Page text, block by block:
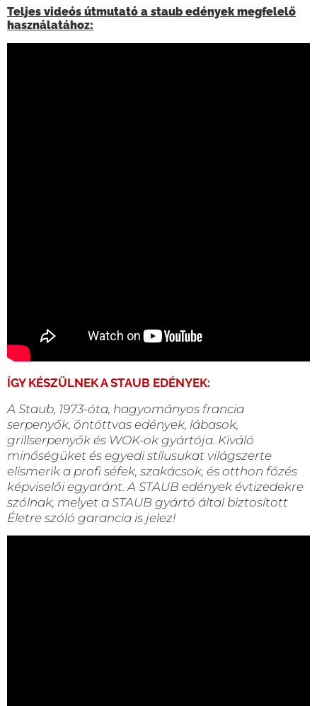
Teljes videós útmutató a staub edények megfelelő
használatához:
ÍGY KÉSZÜLNEK A STAUB EDÉNYEK:
A Staub, 1973-óta, hagyományos francia
serpenyők, öntöttvas edények, lábasok,
grillserpenyők és WOK-ok gyártója. Kiváló
minőségüket és egyedi stílusukat világszerte
elismerik a profi séfek, szakácsok, és otthon főzés
képviselői egyaránt. A STAUB edények évtizedekre
szólnak, melyet a STAUB gyártó által biztosított
Életre szóló garancia is jelez!